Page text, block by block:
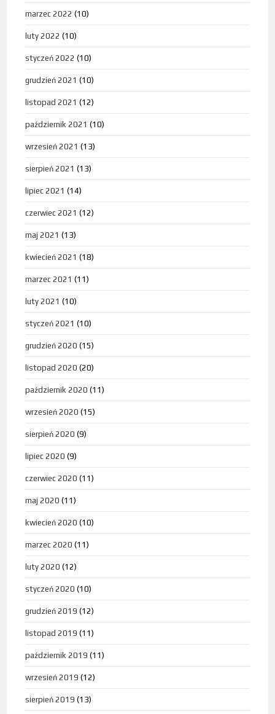
marzec 2022 (10)
luty 2022 (10)
styczeń 2022 (10)
grudzień 2021 (10)
listopad 2021 (12)
październik 2021 (10)
wrzesień 2021 (13)
sierpień 2021 (13)
lipiec 2021 (14)
czerwiec 2021 (12)
maj 2021 (13)
kwiecień 2021 (18)
marzec 2021 (11)
luty 2021 (10)
styczeń 2021 (10)
grudzień 2020 (15)
listopad 2020 (20)
październik 2020 (11)
wrzesień 2020 (15)
sierpień 2020 (9)
lipiec 2020 (9)
czerwiec 2020 (11)
maj 2020 (11)
kwiecień 2020 (10)
marzec 2020 (11)
luty 2020 (12)
styczeń 2020 (10)
grudzień 2019 (12)
listopad 2019 (11)
październik 2019 (11)
wrzesień 2019 (12)
sierpień 2019 (13)